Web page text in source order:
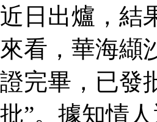
近日出爐，結
來看，華海纈
證完畢，已發
批”。據知情